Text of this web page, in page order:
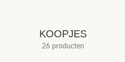
KOOPJES
26 producten